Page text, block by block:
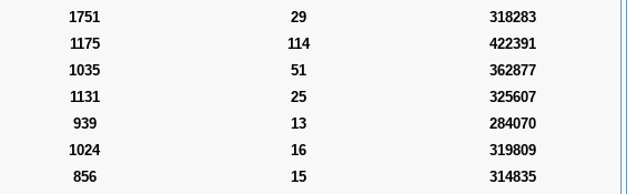
1751 29
318283
1175 114
422391
1035 51
362877
1131 25
325607
939 13
284070
1024 16
319809
856 15 314835